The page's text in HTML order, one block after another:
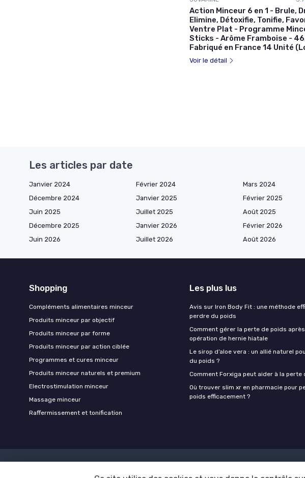
Action Minceur 6 en 1 - Brule,
Elimine, Détoxifie, Tonifie,
Ventre Plat - Programme
Sticks - Arôme Framboise -
Fabriqué en France 14 Unité
Voir le détail
Les articles par date
Janvier 2024 Février 2024 Mars 2024
Décembre 2024
Janvier 2025 Février 2025
Juin 2025
Juillet 2025 Août 2025
Décembre 2025
Janvier 2026 Février 2026
Juin 2026
Juillet 2026 Août 2026
Shopping
Compléments alimentaires minceur
Produits minceur par objectif
Produits minceur par forme
Produits minceur par action ciblée
Programmes et cures minceur
Produits minceur naturels et premium
Electrostimulation minceur
Massage minceur
Raffermissement et tonification
Les plus lus
Avis sur Iron Body Fit : une méthode
perdre du poids
Comment gérer la perte de poids
opération de hernie hiatale
Le sirop d’aloe vera : un allié naturel
du poids ?
Comment Forxiga peut aider à la perte
Où trouver slim xr en pharmacie pour
poids efficacement ?